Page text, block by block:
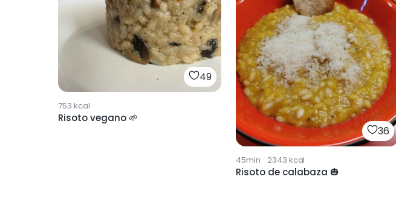
49
753 kcal
Risoto vegano 🌱
36
45min · 2343 kcal
Risoto de calabaza 🎃